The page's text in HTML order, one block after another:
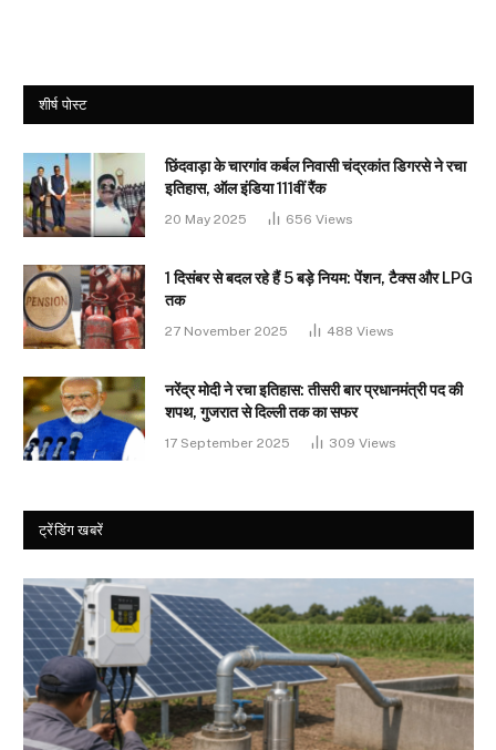
शीर्ष पोस्ट
छिंदवाड़ा के चारगांव कर्बल निवासी चंद्रकांत डिगरसे ने रचा
इतिहास, ऑल इंडिया 111वीं रैंक
20 May 2025 656 Views
1 दिसंबर से बदल रहे हैं 5 बड़े नियम: पेंशन, टैक्स और LPG
तक
27 November 2025 488 Views
नरेंद्र मोदी ने रचा इतिहास: तीसरी बार प्रधानमंत्री पद की
शपथ, गुजरात से दिल्ली तक का सफर
17 September 2025 309 Views
ट्रेंडिंग खबरें